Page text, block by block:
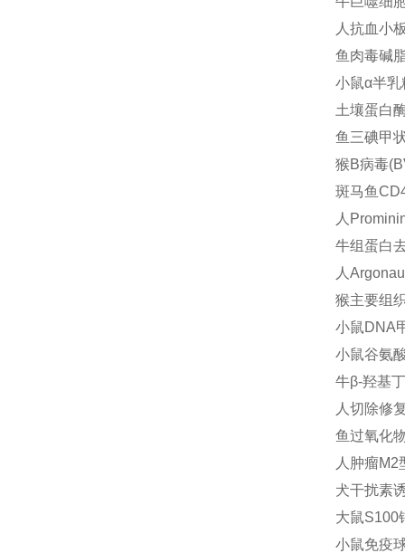
人抗血小
鱼肉毒碱
小鼠α半
土壤蛋白
鱼三碘甲
猴B病毒
斑马鱼
人
牛组蛋白
人
猴主要组
小鼠DNA
小鼠谷氨
牛β-羟基
人切除修
鱼过氧化
人肿瘤
犬干扰素
大鼠S100
小鼠免疫